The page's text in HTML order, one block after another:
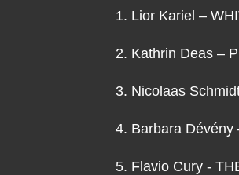
1. Lior Kariel –
2. Kathrin Deas –
3. Nicolaas
4. Barbara Dévény
5. Flavio Cury -